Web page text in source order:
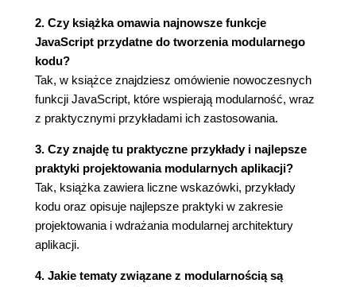
2. Czy książka omawia najnowsze funkcje
JavaScript przydatne do tworzenia modularnego
kodu?
Tak, w książce znajdziesz omówienie nowoczesnych
funkcji JavaScript, które wspierają modularność, wraz
z praktycznymi przykładami ich zastosowania.
3. Czy znajdę tu praktyczne przykłady i najlepsze
praktyki projektowania modularnych aplikacji?
Tak, książka zawiera liczne wskazówki, przykłady
kodu oraz opisuje najlepsze praktyki w zakresie
projektowania i wdrażania modularnej architektury
aplikacji.
4. Jakie tematy związane z modularnością są